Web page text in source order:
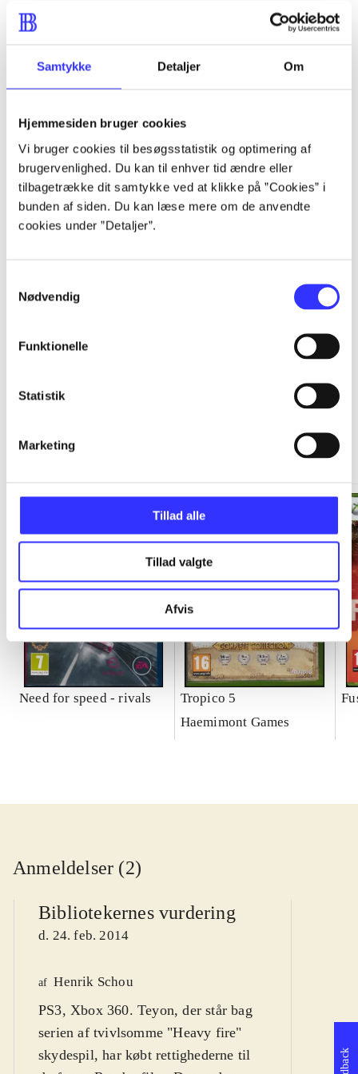
Samtykke Detaljer Om
Hjemmesiden bruger cookies
Vi bruger cookies til besøgsstatistik og optimering af
brugervenlighed. Du kan til enhver tid ændre eller
tilbagetrække dit samtykke ved at klikke på ”Cookies” i
bunden af siden. Du kan læse mere om de anvendte
cookies under ”Detaljer”.
Nødvendig
Funktionelle
Statistik
Marketing
Tillad alle
Tillad valgte
Afvis
Alle registrerede artikler fordelt på udgivelser
...
...
...
Minder om
Need for speed - rivals
Tropico 5
Haemimont Games
Anmeldelser (2)
Bibliotekernes vurdering
d. 24. feb. 2014
af Henrik Schou
PS3, Xbox 360. Teyon, der står bag
serien af tvivlsomme "Heavy fire"
skydespil, har købt rettighederne til